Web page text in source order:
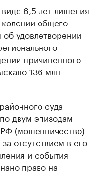
6,5 лет лишения
общего
удовлетворении
причиненного
136 млн
суда
двум эпизодам
(мошенничество)
отсутствием в его
и события
право на